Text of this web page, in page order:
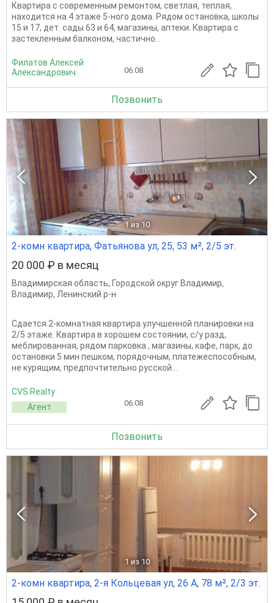
Квартира с современным ремонтом, светлая, теплая,
находится на 4 этаже 5-ного дома. Рядом остановка, школы
15 и 17, дет. сады 63 и 64, магазины, аптеки. Квартира с
застекленным балконом, частично...
Филатов Алексей
Александрович
06.08
Позвонить
1 из 10
2-комн квартира, Фатьянова ул, 25, 53 м², 2/5 эт.
20 000 ₽ в месяц
Владимирская область, Городской округ Владимир,
Владимир, Ленинский р-н
Сдается 2-комнатная квартира улучшенной планировки на
2/5 этаже. Квартира в хорошем состоянии, с/у разд,
меблированная, рядом парковка , магазины, кафе, парк, до
остановки 5 мин пешком, порядочным, платежеспособным,
не курящим, предпочтительно русской...
CVS.Realty
Агент
06.08
Позвонить
1 из 10
2-комн квартира, 2-я Кольцевая ул, 26 А, 78 м², 2/3 эт.